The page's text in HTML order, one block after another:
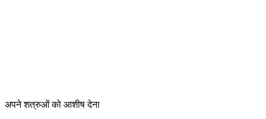
अपने शत्रुओं को आशीष देना